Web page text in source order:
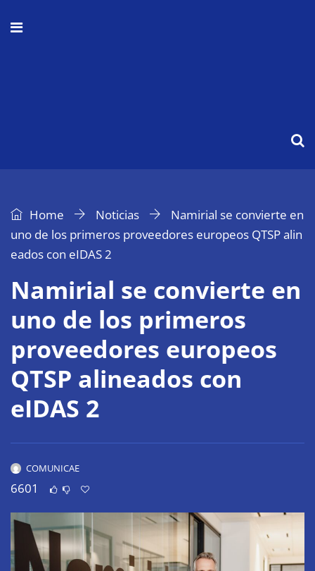
Home Noticias
Namirial se convierte en
uno de los primeros proveedores europeos QTSP alin
eados con eIDAS 2
Namirial se convierte en
uno de los primeros
proveedores europeos
QTSP alineados con
eIDAS 2
COMUNICAE
6601